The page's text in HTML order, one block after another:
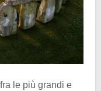
le più grandi e